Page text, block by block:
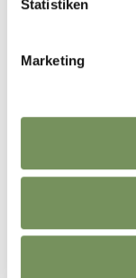
Statistiken
Marketing